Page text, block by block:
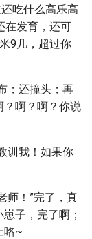
吃什么高乐高
在发育，还可
9几，超过你
；还撞头；再
？啊？啊？你说
训我！如果你
师！”完了，真
子，完了啊；
咯~